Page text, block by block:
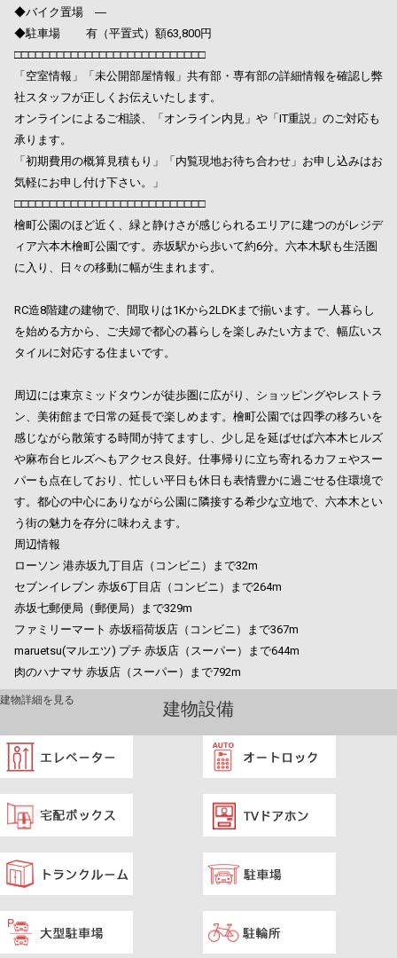
◆バイク置場 ―
◆駐車場 有（平置式）額63,800円
□□□□□□□□□□□□□□□□□□□□□□□□□□□
「空室情報」「未公開部屋情報」共有部・専有部の詳細情報を確認し弊
社スタッフが正しくお伝えいたします。
オンラインによるご相談、「オンライン内見」や「IT重説」のご対応も
承ります。
「初期費用の概算見積もり」「内覧現地お待ち合わせ」お申し込みはお
気軽にお申し付け下さい。」
□□□□□□□□□□□□□□□□□□□□□□□□□□□
檜町公園のほど近く、緑と静けさが感じられるエリアに建つのがレジデ
ィア六本木檜町公園です。赤坂駅から歩いて約6分。六本木駅も生活圏
に入り、日々の移動に幅が生まれます。
RC造8階建の建物で、間取りは1Kから2LDKまで揃います。一人暮らし
を始める方から、ご夫婦で都心の暮らしを楽しみたい方まで、幅広いス
タイルに対応する住まいです。
周辺には東京ミッドタウンが徒歩圏に広がり、ショッピングやレストラ
ン、美術館まで日常の延長で楽しめます。檜町公園では四季の移ろいを
感じながら散策する時間が持てますし、少し足を延ばせば六本木ヒルズ
や麻布台ヒルズへもアクセス良好。仕事帰りに立ち寄れるカフェやスー
パーも点在しており、忙しい平日も休日も表情豊かに過ごせる住環境で
す。都心の中心にありながら公園に隣接する希少な立地で、六本木とい
う街の魅力を存分に味わえます。
周辺情報
ローソン 港赤坂九丁目店（コンビニ）まで32m
セブンイレブン 赤坂6丁目店（コンビニ）まで264m
赤坂七郵便局（郵便局）まで329m
ファミリーマート 赤坂稲荷坂店（コンビニ）まで367m
maruetsu(マルエツ) プチ 赤坂店（スーパー）まで644m
肉のハナマサ 赤坂店（スーパー）まで792m
建物設備
建物詳細を見る